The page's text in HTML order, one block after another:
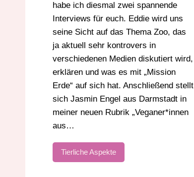
habe ich diesmal zwei spannende
Interviews für euch. Eddie wird uns
seine Sicht auf das Thema Zoo, das
ja aktuell sehr kontrovers in
verschiedenen Medien diskutiert wird,
erklären und was es mit „Mission
Erde“ auf sich hat. Anschließend stellt
sich Jasmin Engel aus Darmstadt in
meiner neuen Rubrik „Veganer*innen
aus…
Tierliche Aspekte